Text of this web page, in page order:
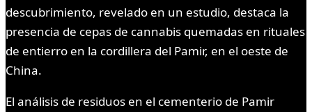
descubrimiento, revelado en un estudio, destaca la
presencia de cepas de cannabis quemadas en rituales
de entierro en la cordillera del Pamir, en el oeste de
China.
El análisis de residuos en el cementerio de Pamir